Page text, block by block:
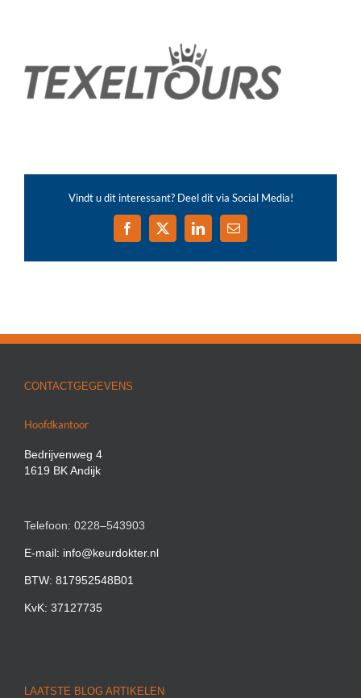
Vindt u dit interessant? Deel dit via Social Media!
Facebook
X LinkedIn
E-
CONTACTGEGEVENS
Hoofdkantoor
Bedrijvenweg 4
1619 BK Andijk
Telefoon: 0228–543903
E-mail: info@keurdokter.nl
BTW: 817952548B01
KvK: 37127735
LAATSTE BLOG ARTIKELEN